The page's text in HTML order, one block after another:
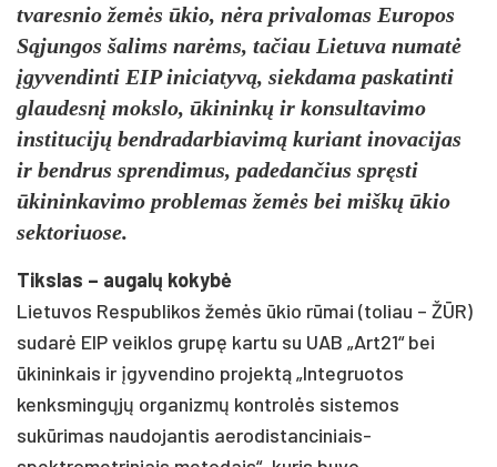
tvaresnio žemės ūkio, nėra privalomas Europos
Sąjungos šalims narėms, tačiau Lietuva numatė
įgyvendinti EIP iniciatyvą, siekdama paskatinti
glaudesnį mokslo, ūkininkų ir konsultavimo
institucijų bendradarbiavimą kuriant inovacijas
ir bendrus sprendimus, padedančius spręsti
ūkininkavimo problemas žemės bei miškų ūkio
sektoriuose.
Tikslas – augalų kokybė
Lietuvos Respublikos žemės ūkio rūmai (toliau – ŽŪR)
sudarė EIP veiklos grupę kartu su UAB „Art21“ bei
ūkininkais ir įgyvendino projektą „Integruotos
kenksmingųjų organizmų kontrolės sistemos
sukūrimas naudojantis aerodistanciniais-